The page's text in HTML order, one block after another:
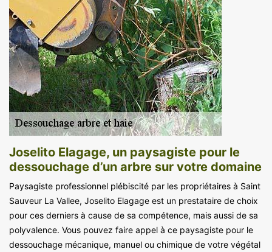
Joselito Elagage, un paysagiste pour le
dessouchage d’un arbre sur votre domaine
Paysagiste professionnel plébiscité par les propriétaires à Saint
Sauveur La Vallee, Joselito Elagage est un prestataire de choix
pour ces derniers à cause de sa compétence, mais aussi de sa
polyvalence. Vous pouvez faire appel à ce paysagiste pour le
dessouchage mécanique, manuel ou chimique de votre végétal